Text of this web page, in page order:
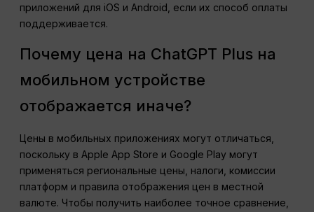
приложений для iOS и Android, если их способ оплаты
поддерживается.
Почему цена на ChatGPT Plus на
мобильном устройстве
отображается иначе?
Цены в мобильных приложениях могут отличаться,
поскольку в Apple App Store и Google Play могут
применяться региональные цены, налоги, комиссии
платформ и правила отображения цен в местной
валюте. Чтобы получить наиболее точное сравнение,